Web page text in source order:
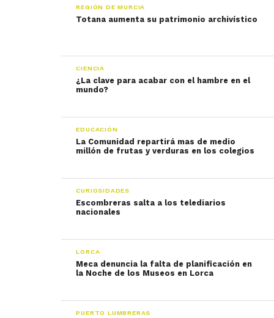
REGIÓN DE MURCIA
Totana aumenta su patrimonio archivístico
CIENCIA
¿La clave para acabar con el hambre en el
mundo?
EDUCACIÓN
La Comunidad repartirá mas de medio
millón de frutas y verduras en los colegios
CURIOSIDADES
Escombreras salta a los telediarios
nacionales
LORCA
Meca denuncia la falta de planificación en
la Noche de los Museos en Lorca
PUERTO LUMBRERAS